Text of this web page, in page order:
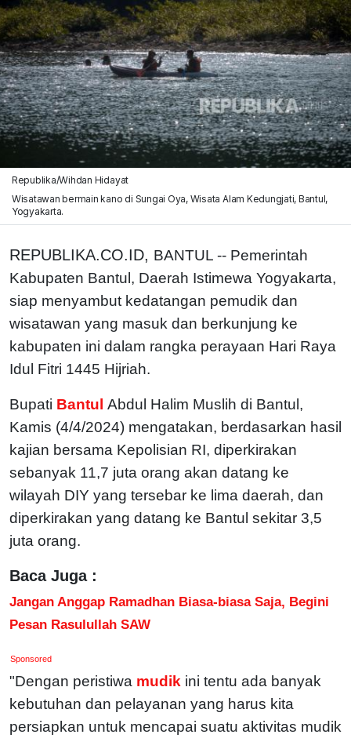
Republika/Wihdan Hidayat
Wisatawan bermain kano di Sungai Oya, Wisata Alam Kedungjati, Bantul,
Yogyakarta.
REPUBLIKA.CO.ID, BANTUL -- Pemerintah
Kabupaten Bantul, Daerah Istimewa Yogyakarta,
siap menyambut kedatangan pemudik dan
wisatawan yang masuk dan berkunjung ke
kabupaten ini dalam rangka perayaan Hari Raya
Idul Fitri 1445 Hijriah.
Bupati Bantul Abdul Halim Muslih di Bantul,
Kamis (4/4/2024) mengatakan, berdasarkan hasil
kajian bersama Kepolisian RI, diperkirakan
sebanyak 11,7 juta orang akan datang ke
wilayah DIY yang tersebar ke lima daerah, dan
diperkirakan yang datang ke Bantul sekitar 3,5
juta orang.
Baca Juga :
Jangan Anggap Ramadhan Biasa-biasa Saja, Begini
Pesan Rasulullah SAW
Sponsored
"Dengan peristiwa mudik ini tentu ada banyak
kebutuhan dan pelayanan yang harus kita
persiapkan untuk mencapai suatu aktivitas mudik